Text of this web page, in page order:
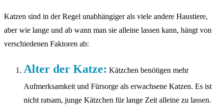
Katzen sind in der Regel unabhängiger als viele andere Haustiere,
aber wie lange und ab wann man sie alleine lassen kann, hängt von
verschiedenen Faktoren ab:
Alter der Katze: Kätzchen benötigen mehr
Aufmerksamkeit und Fürsorge als erwachsene Katzen. Es ist
nicht ratsam, junge Kätzchen für lange Zeit alleine zu lassen.